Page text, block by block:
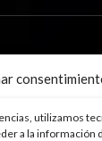
utilizamos
a la información